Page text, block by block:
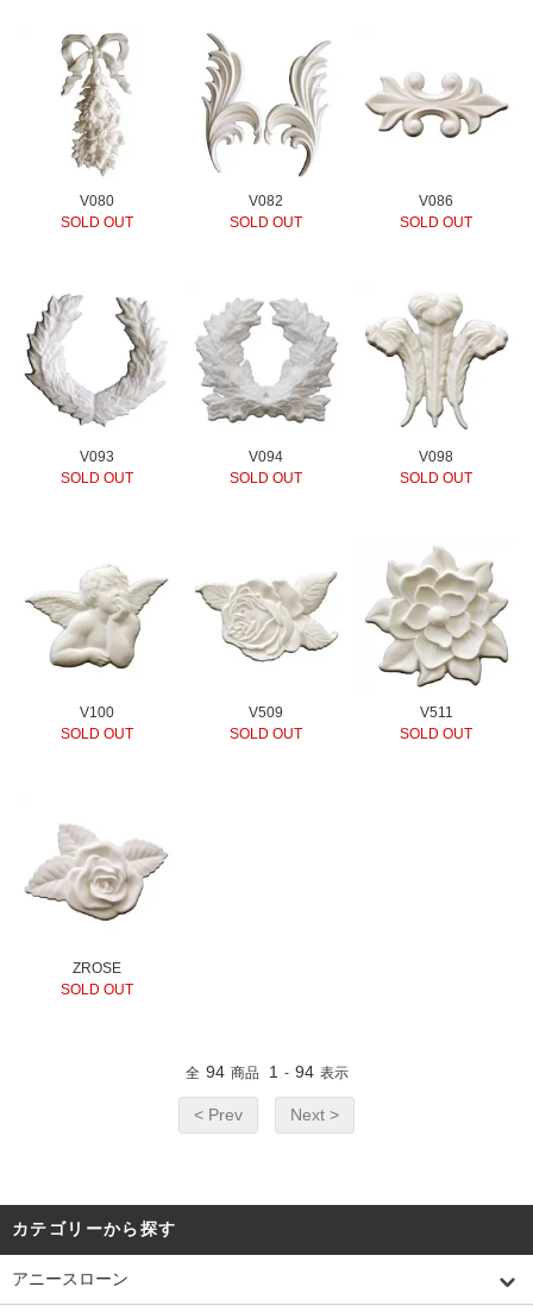
V080
SOLD OUT
V082
SOLD OUT
V086
SOLD OUT
V093
SOLD OUT
V094
SOLD OUT
V098
SOLD OUT
V100
SOLD OUT
V509
SOLD OUT
V511
SOLD OUT
ZROSE
SOLD OUT
全 94 商品 1 - 94 表示
< Prev Next >
カテゴリーから探す
アニースローン